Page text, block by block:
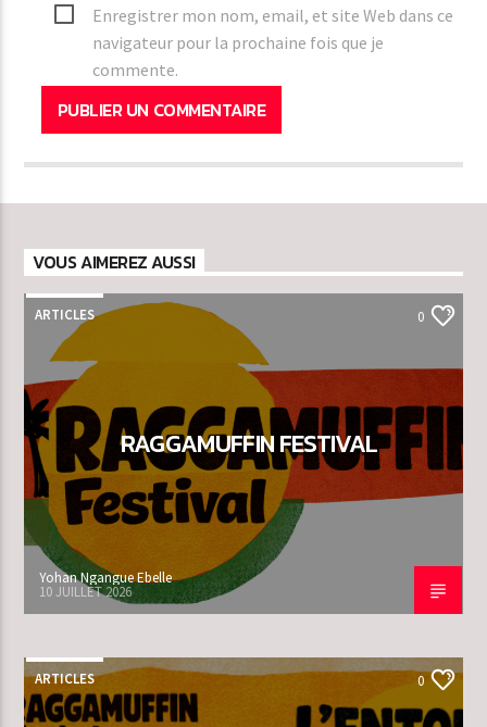
Enregistrer mon nom, email, et site Web dans ce
navigateur pour la prochaine fois que je
commente.
VOUS AIMEREZ AUSSI
ARTICLES 0
RAGGAMUFFIN FESTIVAL
Yohan Ngangue Ebelle
10 JUILLET 2026
ARTICLES 0